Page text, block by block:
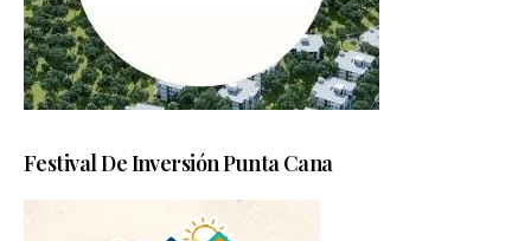
Festival De Inversión Punta Cana